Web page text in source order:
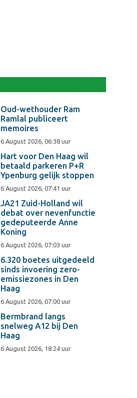
Oud-wethouder Ram
Ramlal publiceert
memoires
6 August 2026, 06:38 uur
Hart voor Den Haag wil
betaald parkeren P+R
Ypenburg gelijk stoppen
6 August 2026, 07:41 uur
JA21 Zuid-Holland wil
debat over nevenfunctie
gedeputeerde Anne
Koning
6 August 2026, 07:03 uur
6.320 boetes uitgedeeld
sinds invoering zero-
emissiezones in Den
Haag
6 August 2026, 07:00 uur
Bermbrand langs
snelweg A12 bij Den
Haag
6 August 2026, 18:24 uur